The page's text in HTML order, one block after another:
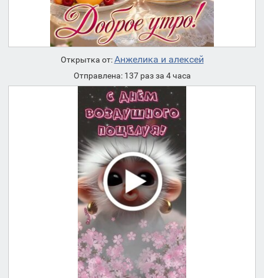
Открытка от:Анжелика и алексей
Отправлена: 137 раз за 4 часа